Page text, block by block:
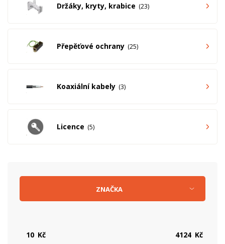
Držáky, kryty, krabice 23
Přepěťové ochrany 25
Koaxiální kabely 3
Licence 5
Kč Kč
ZNAČKA